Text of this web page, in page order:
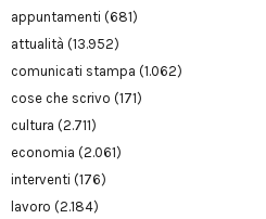
appuntamenti (681)
attualità (13.952)
comunicati stampa (1.062)
cose che scrivo (171)
cultura (2.711)
economia (2.061)
interventi (176)
lavoro (2.184)